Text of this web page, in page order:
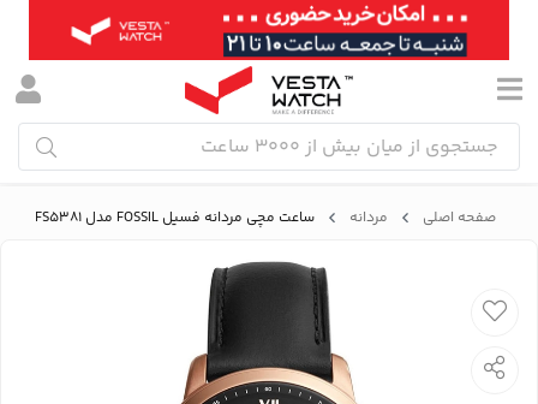
صفحه اصلی مردانه ساعت مچی مردانه فسیل FOSSIL مدل FS5381